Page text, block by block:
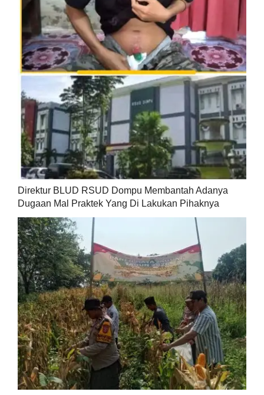
Direktur BLUD RSUD Dompu Membantah Adanya
Dugaan Mal Praktek Yang Di Lakukan Pihaknya